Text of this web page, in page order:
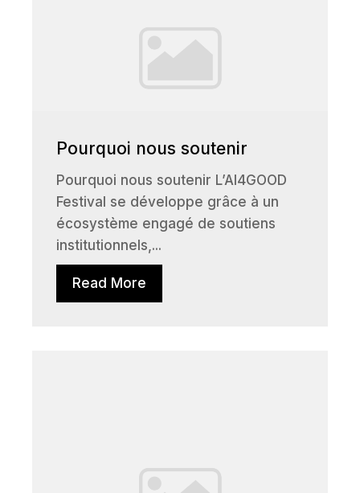
Pourquoi nous soutenir
Pourquoi nous soutenir L’AI4GOOD
Festival se développe grâce à un
écosystème engagé de soutiens
institutionnels,...
Read More